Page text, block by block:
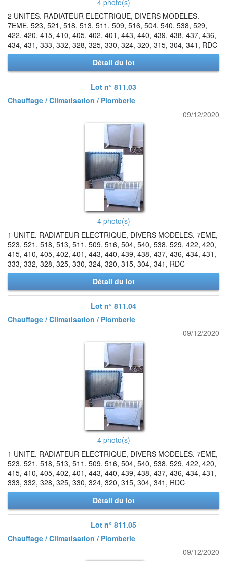
4 photo(s)
2 UNITES. RADIATEUR ELECTRIQUE, DIVERS MODELES.
7EME, 523, 521, 518, 513, 511, 509, 516, 504, 540, 538, 529,
422, 420, 415, 410, 405, 402, 401, 443, 440, 439, 438, 437, 436,
434, 431, 333, 332, 328, 325, 330, 324, 320, 315, 304, 341, RDC
Détail du lot
Lot n° 811.03
Chauffage / Climatisation / Plomberie
09/12/2020
4 photo(s)
1 UNITE. RADIATEUR ELECTRIQUE, DIVERS MODELES. 7EME,
523, 521, 518, 513, 511, 509, 516, 504, 540, 538, 529, 422, 420,
415, 410, 405, 402, 401, 443, 440, 439, 438, 437, 436, 434, 431,
333, 332, 328, 325, 330, 324, 320, 315, 304, 341, RDC
Détail du lot
Lot n° 811.04
Chauffage / Climatisation / Plomberie
09/12/2020
4 photo(s)
1 UNITE. RADIATEUR ELECTRIQUE, DIVERS MODELES. 7EME,
523, 521, 518, 513, 511, 509, 516, 504, 540, 538, 529, 422, 420,
415, 410, 405, 402, 401, 443, 440, 439, 438, 437, 436, 434, 431,
333, 332, 328, 325, 330, 324, 320, 315, 304, 341, RDC
Détail du lot
Lot n° 811.05
Chauffage / Climatisation / Plomberie
09/12/2020